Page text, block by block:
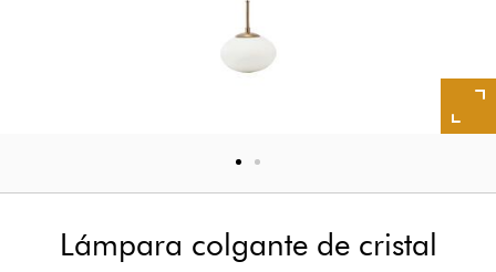
Lámpara colgante de cristal